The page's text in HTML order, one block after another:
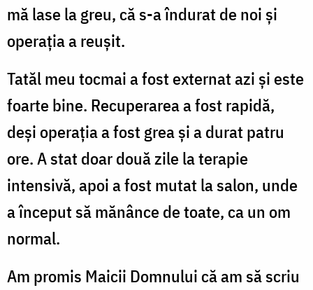
mă lase la greu, că s-a îndurat de noi și
operația a reușit.
Tatăl meu tocmai a fost externat azi și este
foarte bine. Recuperarea a fost rapidă,
deși operația a fost grea și a durat patru
ore. A stat doar două zile la terapie
intensivă, apoi a fost mutat la salon, unde
a început să mănânce de toate, ca un om
normal.
Am promis Maicii Domnului că am să scriu